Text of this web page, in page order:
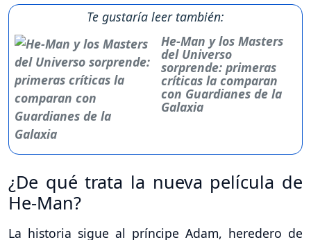
Te gustaría leer también:
He-Man y los Masters
del Universo
sorprende: primeras
críticas la comparan
con Guardianes de la
Galaxia
¿De qué trata la nueva película de
He-Man?
La historia sigue al príncipe Adam, heredero de